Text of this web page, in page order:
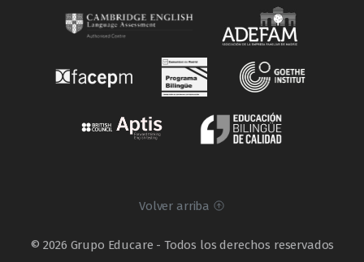
Volver arriba
© 2026 Grupo Educare - Todos los derechos reservados